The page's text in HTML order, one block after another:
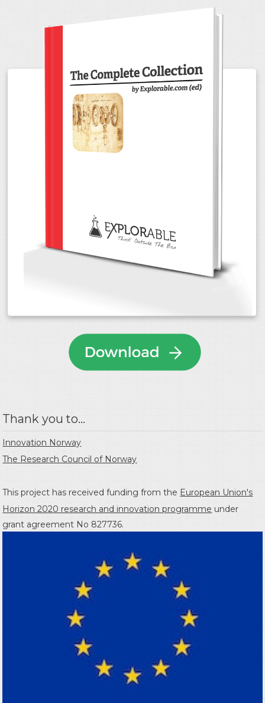
Thank you to...
Innovation Norway
The Research Council of Norway
This project has received funding from the European Union's
Horizon 2020 research and innovation programme under
grant agreement No 827736.